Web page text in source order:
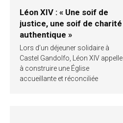
Léon XIV : « Une soif de
justice, une soif de charité
authentique »
Lors d’un déjeuner solidaire à
Castel Gandolfo, Léon XIV appelle
à construire une Église
accueillante et réconciliée